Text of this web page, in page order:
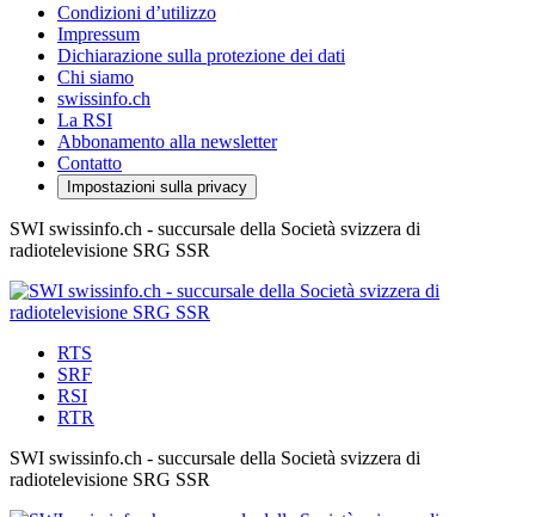
Condizioni d’utilizzo
Impressum
Dichiarazione sulla protezione dei dati
Chi siamo
swissinfo.ch
La RSI
Abbonamento alla newsletter
Contatto
Impostazioni sulla privacy
SWI swissinfo.ch - succursale della Società svizzera di
radiotelevisione SRG SSR
RTS
SRF
RSI
RTR
SWI swissinfo.ch - succursale della Società svizzera di
radiotelevisione SRG SSR